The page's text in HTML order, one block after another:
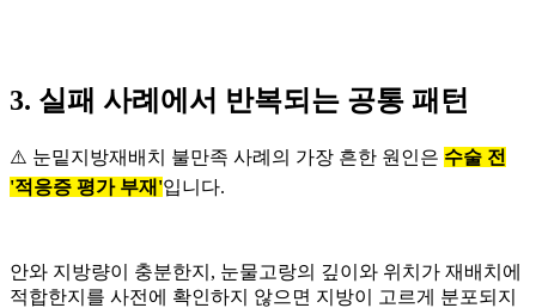
3. 실패 사례에서 반복되는 공통 패턴
⚠️ 눈밑지방재배치 불만족 사례의 가장 흔한 원인은 수술 전
'적응증 평가 부재'입니다.
안와 지방량이 충분한지, 눈물고랑의 깊이와 위치가 재배치에
적합한지를 사전에 확인하지 않으면 지방이 고르게 분포되지